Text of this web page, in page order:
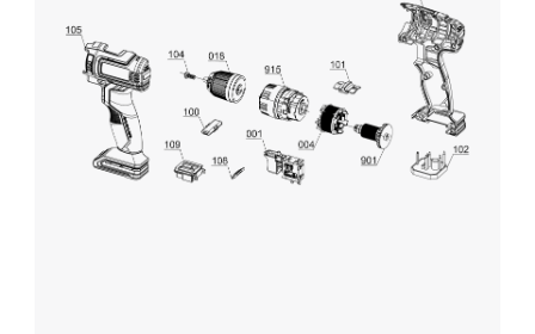
This content is not permitted to load due
to trackers that are not disclosed to the
visitor. The website owner needs to setup
the site with their CMP to add this content
to the list of technologies used.
Powered byUsercentrics Consent